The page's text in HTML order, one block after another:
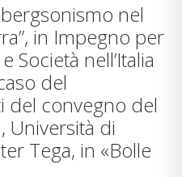
nel
in Impegno per
Società nell’Italia
del
del convegno del
Università di
Tega, in «Bolle